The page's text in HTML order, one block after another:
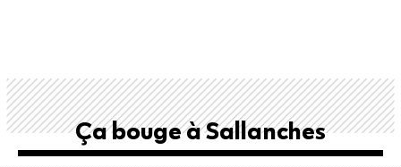
Ça bouge à Sallanches